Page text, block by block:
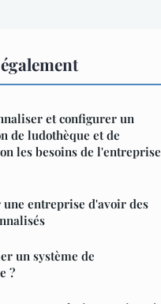
et configurer un
de ludothèque et de
les besoins de l'entreprise
une entreprise d'avoir des
un système de
?